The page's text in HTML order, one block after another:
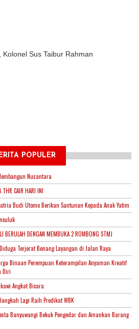
Sus Taibur Rahman
POPULER
Nusantara
CAIR HARI INI
Budi Utomo Berikan Santunan Kepada Anak Yatim
BERULAH DENGAN MEMBUKA 2 ROMBONG STMJ
Terjerat Benang Layangan di Jalan Raya
Binaan Perempuan Keterampilan Anyaman Kreatif
Diri
Angkat Bicara
Lagi Raih Predikat WBK
Banyuwangi Bekuk Pengedar dan Amankan Barang